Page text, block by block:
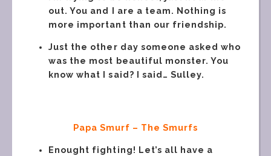
out. You and I are a team. Nothing is
more important than our friendship.
Just the other day someone asked who
was the most beautiful monster. You
know what I said? I said… Sulley.
Papa Smurf – The Smurfs
Enought fighting! Let’s all have a